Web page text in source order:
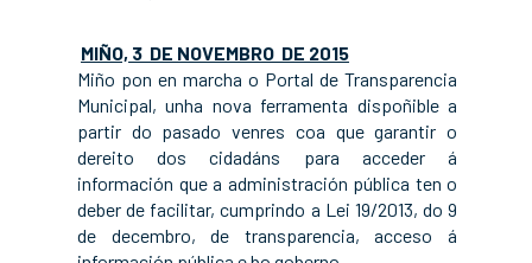
MIÑO, 3 DE NOVEMBRO DE 2015
Miño pon en marcha o Portal de Transparencia
Municipal, unha nova ferramenta dispoñible a
partir do pasado venres coa que garantir o
dereito dos cidadáns para acceder á
información que a administración pública ten o
deber de facilitar, cumprindo a Lei 19/2013, do 9
de decembro, de transparencia, acceso á